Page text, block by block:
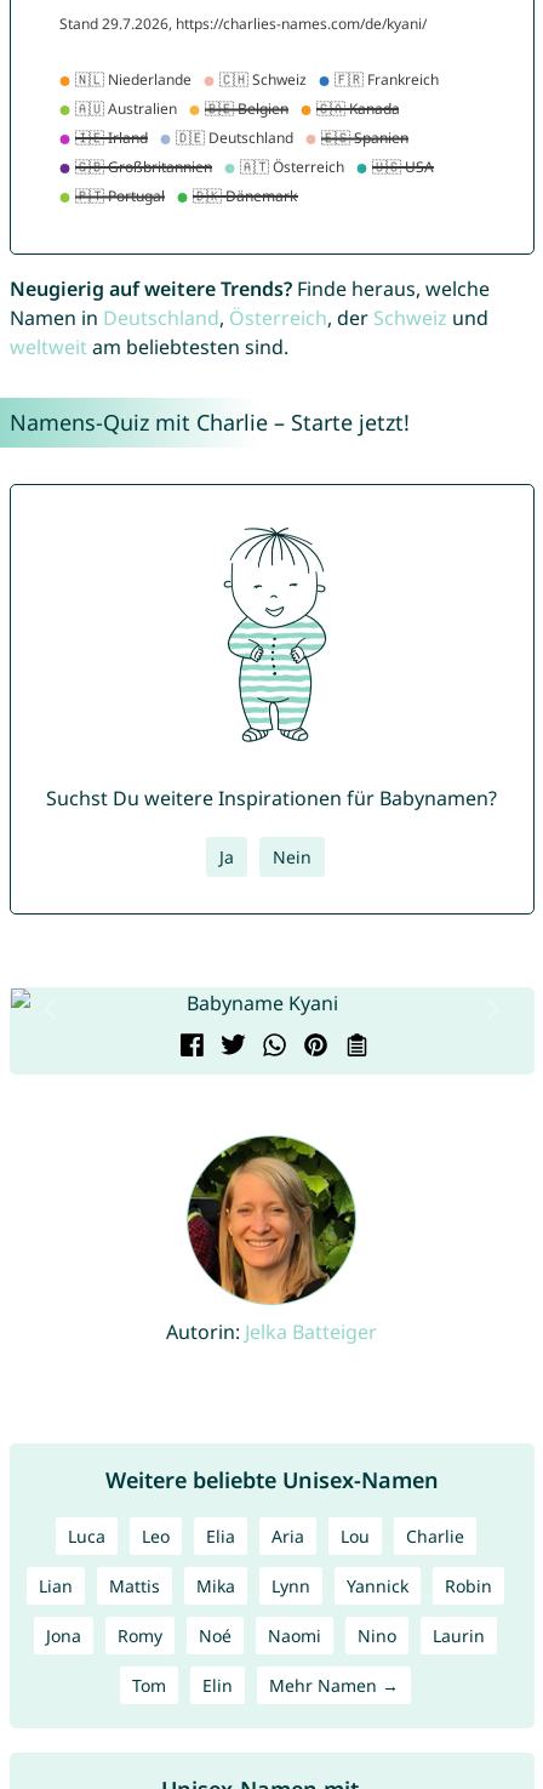
Neugierig auf weitere Trends?Finde heraus, welche
Namen in Deutschland, Österreich, der Schweiz und
weltweitam beliebtesten sind.
Namens-Quiz mit Charlie – Starte jetzt!
Suchst Du weitere Inspirationen für Babynamen?
Ja Nein
Autorin: Jelka Batteiger
Weitere beliebte Unisex-Namen
Luca Leo Elia Aria Lou Charlie
Lian Mattis Mika Lynn Yannick Robin
Jona Romy Noé Naomi Nino Laurin
Tom Elin Mehr Namen →